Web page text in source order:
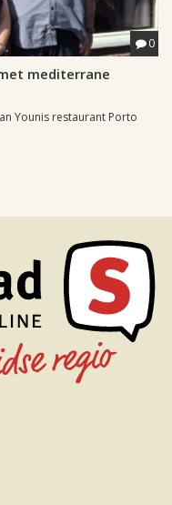
0
mediterrane
Younis restaurant Porto